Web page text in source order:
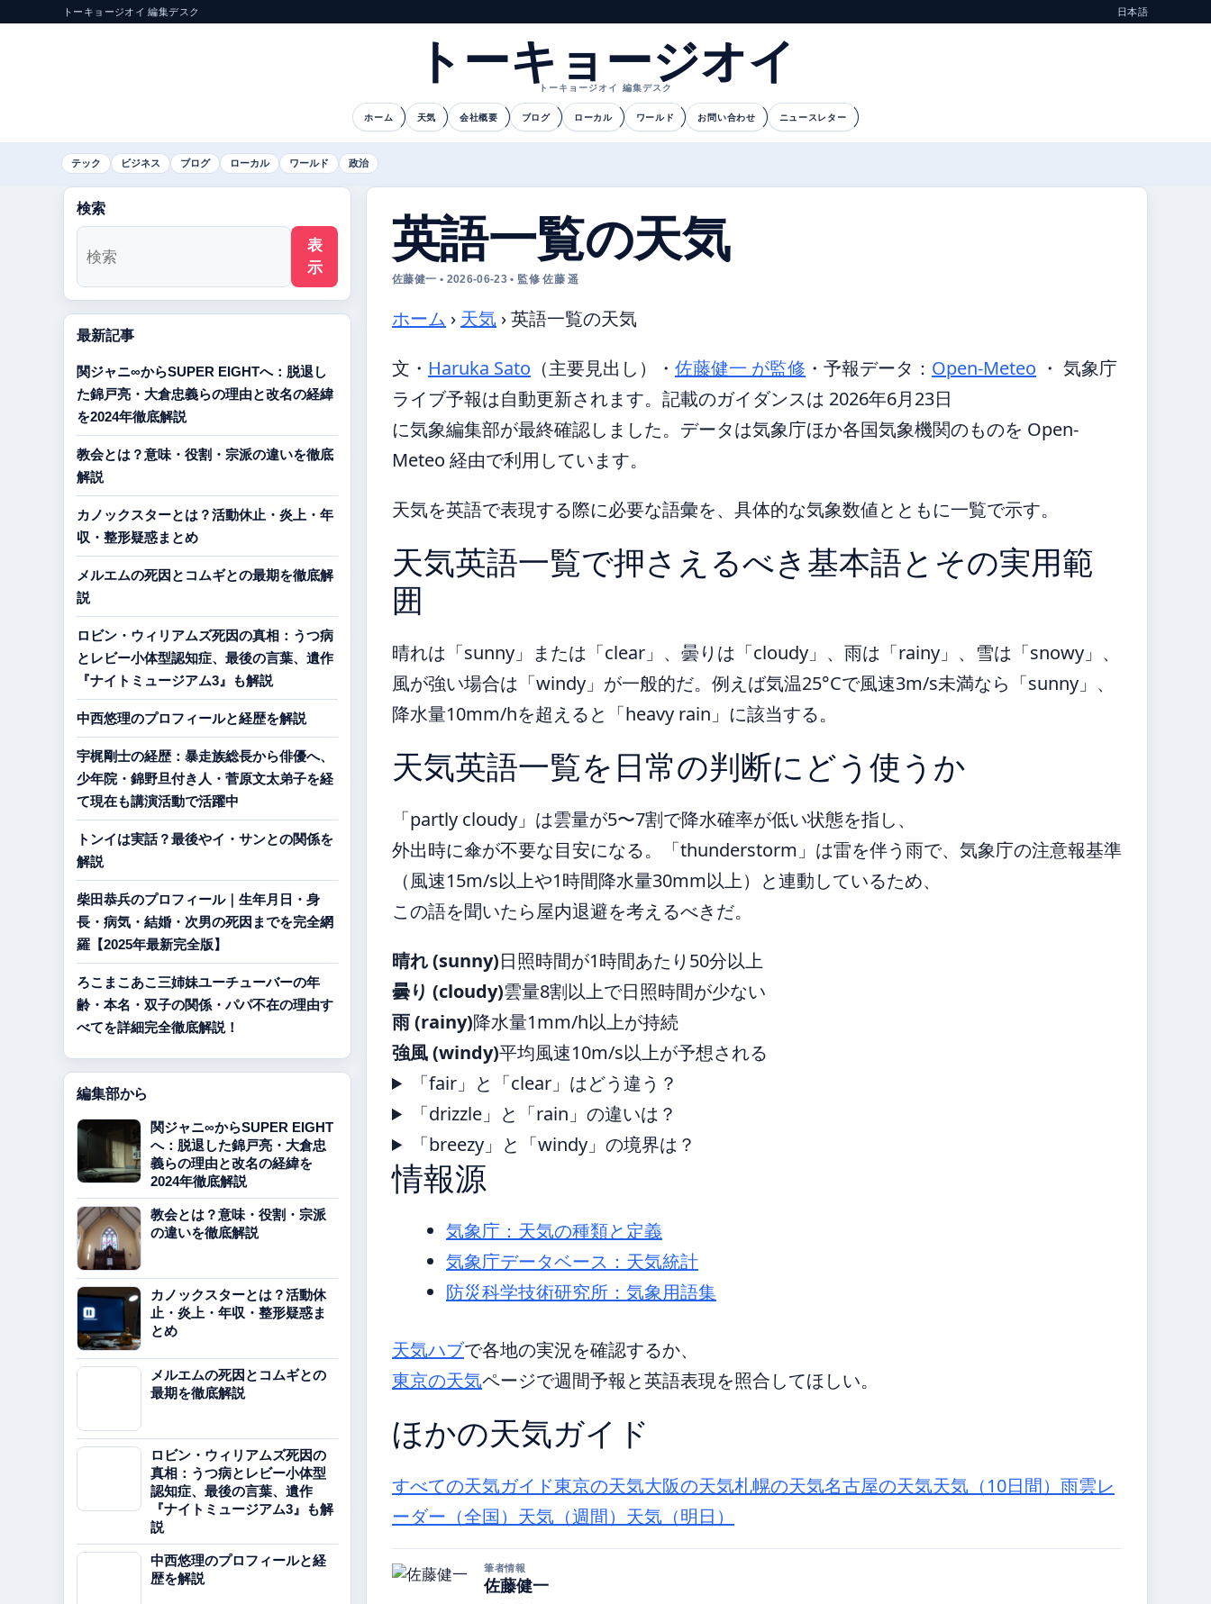
トーキョージオイ 編集デスク 日本語
トーキョージオイ
トーキョージオイ 編集デスク
ホーム 天気 会社概要 ブログ ローカル ワールド お問い合わせ ニュースレター
テック ビジネス ブログ ローカル ワールド 政治
英語一覧の天気
佐藤健一 • 2026-06-23 • 監修 佐藤 遥
ホーム › 天気 ›英語一覧の天気
文・ Haruka Sato （主要見出し） ・ 佐藤健一 が監修 ・ 予報データ： Open-Meteo ・ 気象庁
ライブ予報は自動更新されます。記載のガイダンスは 2026年6月23日
に気象編集部が最終確認しました。データは気象庁ほか各国気象機関のものを Open-
Meteo 経由で利用しています。
天気を英語で表現する際に必要な語彙を、具体的な気象数値とともに一覧で示す。
天気英語一覧で押さえるべき基本語とその実用範
囲
晴れは「sunny」または「clear」、曇りは「cloudy」、雨は「rainy」、雪は「snowy」、
風が強い場合は「windy」が一般的だ。例えば気温25°Cで風速3m/s未満なら「sunny」、
降水量10mm/hを超えると「heavy rain」に該当する。
天気英語一覧を日常の判断にどう使うか
「partly cloudy」は雲量が5〜7割で降水確率が低い状態を指し、
外出時に傘が不要な目安になる。「thunderstorm」は雷を伴う雨で、気象庁の注意報基準
（風速15m/s以上や1時間降水量30mm以上）と連動しているため、
この語を聞いたら屋内退避を考えるべきだ。
晴れ (sunny)日照時間が1時間あたり50分以上
曇り (cloudy)雲量8割以上で日照時間が少ない
雨 (rainy)降水量1mm/h以上が持続
強風 (windy)平均風速10m/s以上が予想される
「fair」と「clear」はどう違う？
「drizzle」と「rain」の違いは？
「breezy」と「windy」の境界は？
情報源
気象庁：天気の種類と定義
気象庁データベース：天気統計
防災科学技術研究所：気象用語集
天気ハブで各地の実況を確認するか、
東京の天気ページで週間予報と英語表現を照合してほしい。
ほかの天気ガイド
すべての天気ガイド東京の天気大阪の天気札幌の天気名古屋の天気天気（10日間） 雨雲レ
ーダー（全国） 天気（週間） 天気（明日）
筆者情報
佐藤健一
検索
表
示
最新記事
関ジャニ∞からSUPER EIGHTへ：脱退し
た錦戸亮・大倉忠義らの理由と改名の経緯
を2024年徹底解説
教会とは？意味・役割・宗派の違いを徹底
解説
カノックスターとは？活動休止・炎上・年
収・整形疑惑まとめ
メルエムの死因とコムギとの最期を徹底解
説
ロビン・ウィリアムズ死因の真相：うつ病
とレビー小体型認知症、最後の言葉、遺作
『ナイトミュージアム3』も解説
中西悠理のプロフィールと経歴を解説
宇梶剛士の経歴：暴走族総長から俳優へ、
少年院・錦野旦付き人・菅原文太弟子を経
て現在も講演活動で活躍中
トンイは実話？最後やイ・サンとの関係を
解説
柴田恭兵のプロフィール｜生年月日・身
長・病気・結婚・次男の死因までを完全網
羅【2025年最新完全版】
ろこまこあこ三姉妹ユーチューバーの年
齢・本名・双子の関係・パパ不在の理由す
べてを詳細完全徹底解説！
編集部から
関ジャニ∞からSUPER EIGHT
へ：脱退した錦戸亮・大倉忠
義らの理由と改名の経緯を
2024年徹底解説
教会とは？意味・役割・宗派
の違いを徹底解説
カノックスターとは？活動休
止・炎上・年収・整形疑惑ま
とめ
メルエムの死因とコムギとの
最期を徹底解説
ロビン・ウィリアムズ死因の
真相：うつ病とレビー小体型
認知症、最後の言葉、遺作
『ナイトミュージアム3』も解
説
中西悠理のプロフィールと経
歴を解説